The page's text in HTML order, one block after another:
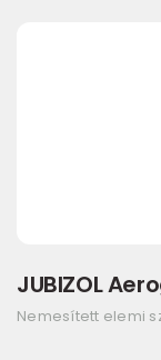
JUBIZOL
Nemesített elemi